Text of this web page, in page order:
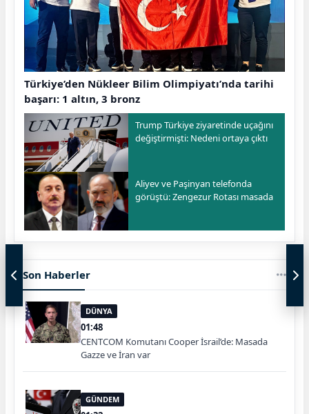
Türkiye’den Nükleer Bilim Olimpiyatı’nda tarihi
başarı: 1 altın, 3 bronz
Trump Türkiye ziyaretinde uçağını
değiştirmişti: Nedeni ortaya çıktı
Aliyev ve Paşinyan telefonda
görüştü: Zengezur Rotası masada
Son Haberler
DÜNYA
01:48
CENTCOM Komutanı Cooper İsrail’de: Masada
Gazze ve İran var
GÜNDEM